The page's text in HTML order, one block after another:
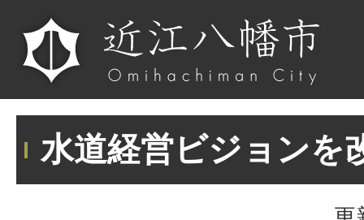
水道経営ビジョンを